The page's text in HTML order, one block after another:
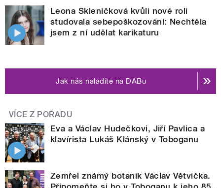
Leona Skleničková kvůli nové roli
studovala sebepoškozování: Nechtěla
jsem z ní udělat karikaturu
Jak nás naladíte na DABu
VÍCE Z POŘADU
Eva a Václav Hudečkovi, Jiří Pavlica a
klavírista Lukáš Klánský v Toboganu
Zemřel známý botanik Václav Větvička.